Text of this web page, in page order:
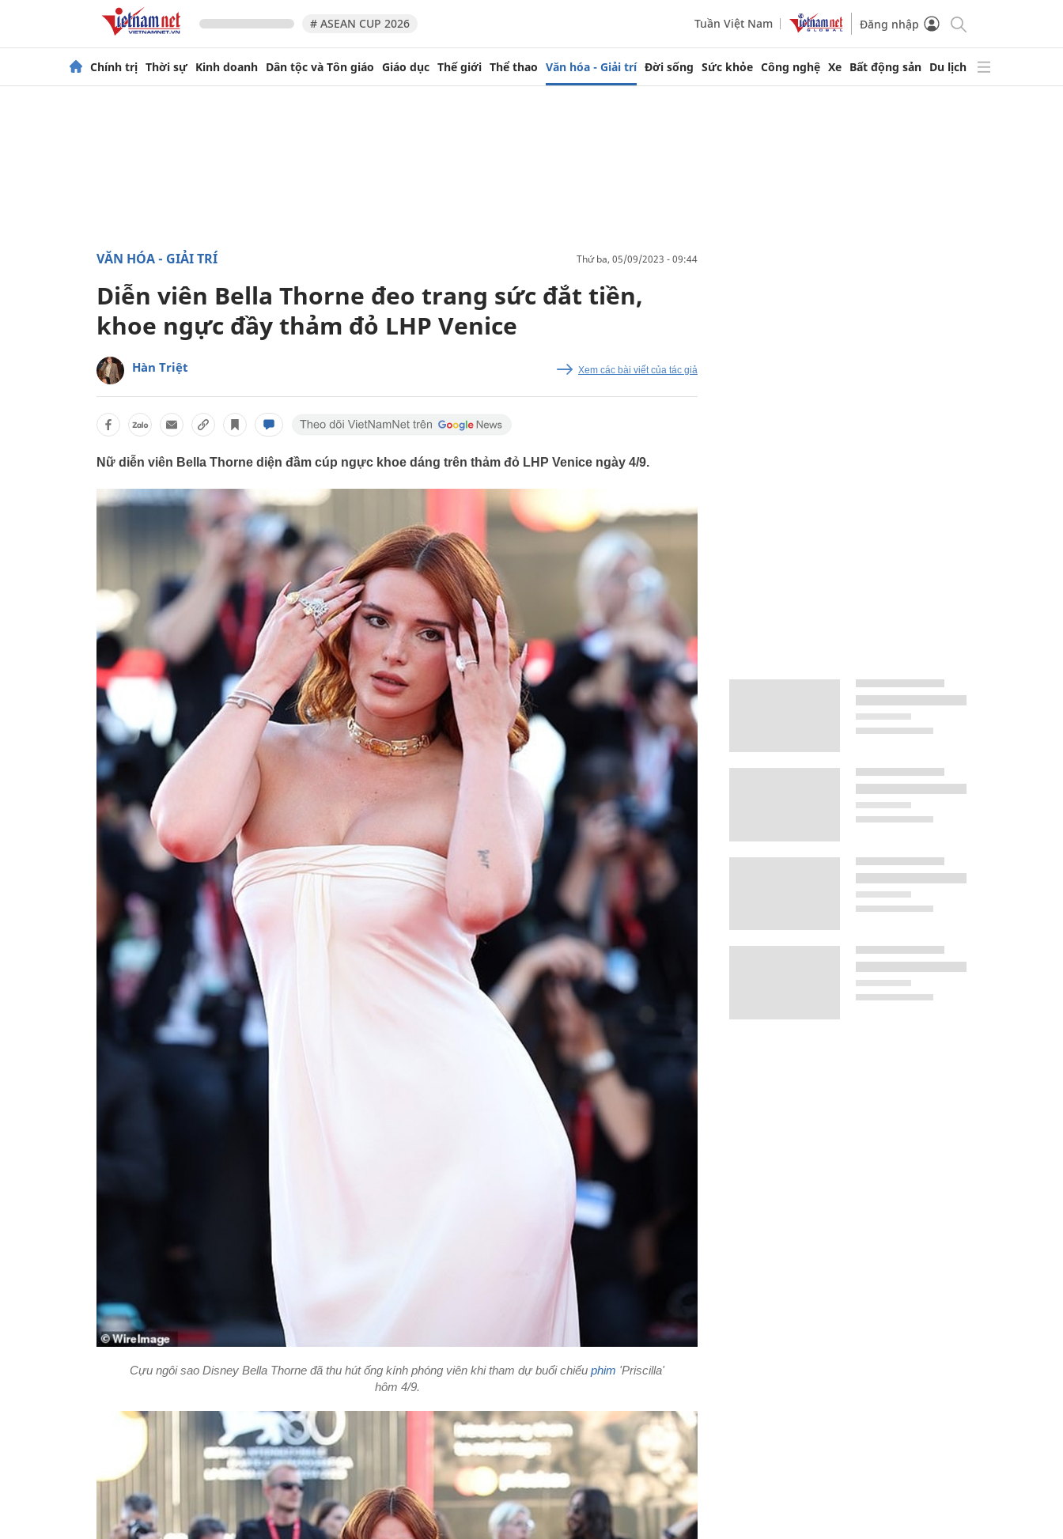
# ASEAN CUP 2026 Tuần Việt Nam Đăng nhập
Chính trị Thời sự Kinh doanh Dân tộc và Tôn giáo Giáo dục Thế giới Thể thao Văn hóa - Giải trí Đời sống Sức khỏe Công nghệ Xe Bất động sản Du lịch
VĂN HÓA - GIẢI TRÍ thứ ba, 05/09/2023 - 09:44
Diễn viên Bella Thorne đeo trang sức đắt tiền,
khoe ngực đầy thảm đỏ LHP Venice
Hàn Triệt Xem các bài viết của tác giả
Nữ diễn viên Bella Thorne diện đầm cúp ngực khoe dáng trên thảm đỏ LHP Venice ngày 4/9.
Cựu ngôi sao Disney Bella Thorne đã thu hút ống kính phóng viên khi tham dự buổi chiếu phim 'Priscilla'
hôm 4/9.